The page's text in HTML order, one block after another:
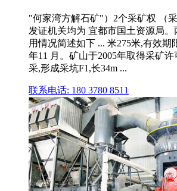
"何家湾方解石矿"）2个采矿权 （
发证机关均为 宜都市国土资源局。
用情况简述如下 ... 米275米,有效期
年11 月。矿山于2005年取得采矿
采,形成采坑F1,长34m ...
联系电话: 180 3780 8511